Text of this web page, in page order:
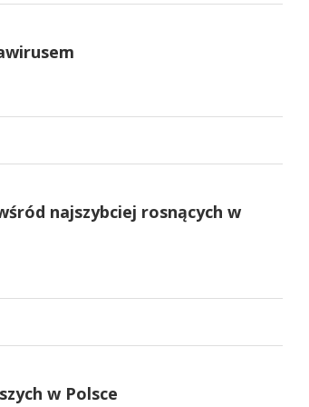
najszybciej rosnących w
w Polsce